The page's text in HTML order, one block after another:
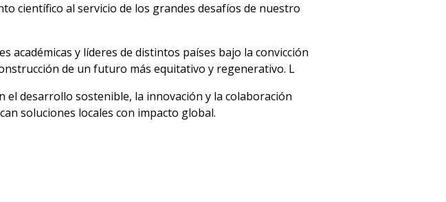
científico al servicio de los grandes desafíos de nuestro
académicas y líderes de distintos países bajo la convicción
de un futuro más equitativo y regenerativo. L
desarrollo sostenible, la innovación y la colaboración
soluciones locales con impacto global.